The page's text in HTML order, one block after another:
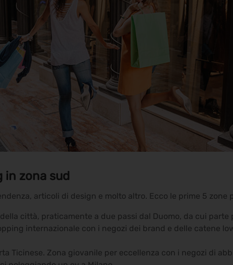
zona sud
articoli di design e molto altro. Ecco le prime 5 zone
città, praticamente a due passi dal Duomo, da cui parte
internazionale con i negozi dei brand e delle catene
Ticinese. Zona giovanile per eccellenza con i negozi di